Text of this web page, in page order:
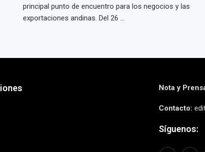
principal punto de encuentro para los negocios y las
exportaciones andinas. Del 26 ...
Nota y
Contacto:
Síguenos: